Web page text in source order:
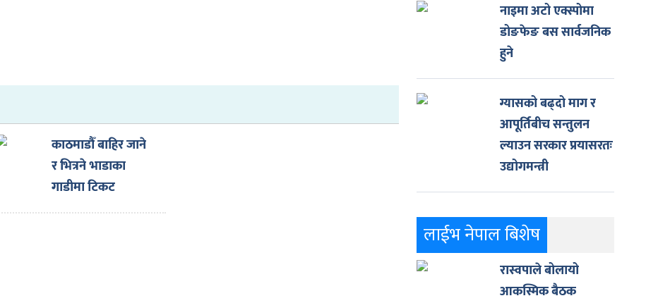
काठमाडौँ बाहिर जाने
र भित्रने भाडाका
गाडीमा टिकट
सिस्टम अनिवार्य
नाइमा अटो एक्स्पोमा
डोङफेङ बस सार्वजनिक
हुने
ग्यासको बढ्दो माग र
आपूर्तिबीच सन्तुलन
ल्याउन सरकार प्रयासरतः
उद्योगमन्त्री
लाईभ नेपाल बिशेष
रास्वपाले बोलायो
आकस्मिक बैठक